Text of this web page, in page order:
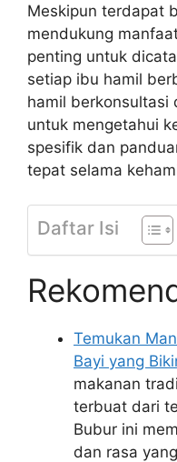
Meskipun terdapat
mendukung
penting untuk
setiap ibu hamil
hamil berkonsultasi
untuk mengetahui
spesifik dan
tepat selama
Daftar Isi
Temukan
Bayi yang
makanan
terbuat dari
Bubur ini
dan rasa